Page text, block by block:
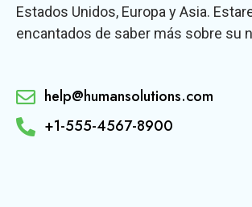
Estados Unidos, Europa y Asia.
encantados de saber más sobre su
help@humansolutions.com
+1-555-4567-8900